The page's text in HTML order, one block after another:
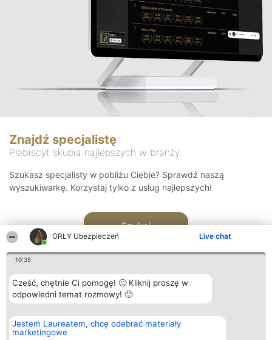
ORŁY Ubezpieczeń Live chat
10:35
Cześć, chętnie Ci pomogę! 🙂 Kliknij proszę w
odpowiedni temat rozmowy! 🙂
Jestem Laureatem, chcę odebrać materiały
marketingowe
Znajdź specjalistę
Plebiscyt skupia najlepszych w branży
Szukasz specjalisty w pobliżu Ciebie? Sprawdź naszą
wyszukiwarkę. Korzystaj tylko z usług najlepszych!
Szukaj
Organizator plebiscytu
Bright Side Solutions sp. z o.
o. sp. k.
Plebiscyt
Laureaci
Kontakt
Kontakt